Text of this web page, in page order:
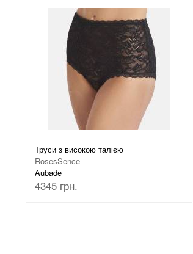
Труси з високою талією
RosesSence
Aubade
4345 грн.